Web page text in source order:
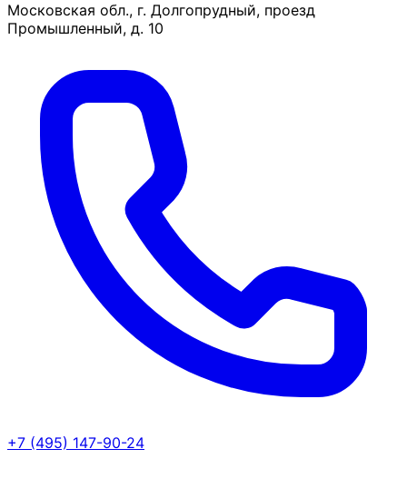
Московская обл., г. Долгопрудный, проезд
Промышленный, д. 10
+7 (495) 147-90-24